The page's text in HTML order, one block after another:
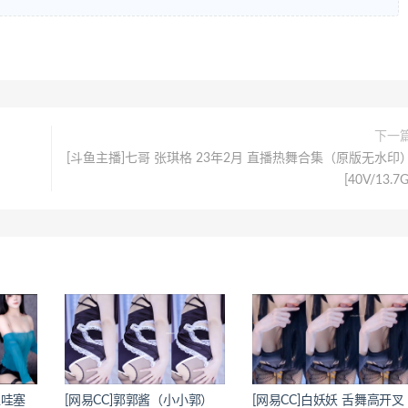
下一
[斗鱼主播]七哥 张琪格 23年2月 直播热舞合集（原版无水印）
[40V/13.7G]
塞 [网易CC]郭郭酱（小小郭） [网易CC]白妖妖 舌舞高开叉